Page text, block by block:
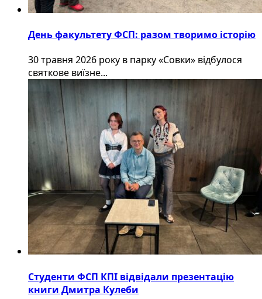
День факультету ФСП: разом творимо історію
30 травня 2026 року в парку «Совки» відбулося
святкове виїзне...
Студенти ФСП КПІ відвідали презентацію
книги Дмитра Кулеби